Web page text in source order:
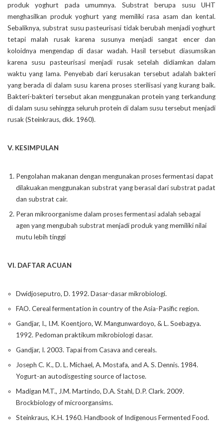
produk yoghurt pada umumnya. Substrat berupa susu UHT
menghasilkan produk yoghurt yang memiliki rasa asam dan kental.
Sebaliknya, substrat susu pasteurisasi tidak berubah menjadi yoghurt
tetapi malah rusak karena susunya menjadi sangat encer dan
koloidnya mengendap di dasar wadah. Hasil tersebut diasumsikan
karena susu pasteurisasi menjadi rusak setelah didiamkan dalam
waktu yang lama. Penyebab dari kerusakan tersebut adalah bakteri
yang berada di dalam susu karena proses sterilisasi yang kurang baik.
Bakteri-bakteri tersebut akan menggunakan protein yang terkandung
di dalam susu sehingga seluruh protein di dalam susu tersebut menjadi
rusak (Steinkraus, dkk. 1960).
V. KESIMPULAN
Pengolahan makanan dengan mengunakan proses fermentasi dapat
dilakuakan menggunakan substrat yang berasal dari substrat padat
dan substrat cair.
Peran mikroorganisme dalam proses fermentasi adalah sebagai
agen yang mengubah substrat menjadi produk yang memiliki nilai
mutu lebih tinggi
VI. DAFTAR ACUAN
Dwidjoseputro, D. 1992. Dasar-dasar mikrobiologi.
FAO. Cereal fermentation in country of the Asia-Pasific region.
Gandjar, I., I.M. Koentjoro, W. Mangunwardoyo, & L. Soebagya.
1992. Pedoman praktikum mikrobiologi dasar.
Gandjar, I. 2003. Tapai from Casava and cereals.
Joseph C. K., D. L. Michael, A. Mostafa, and A. S. Dennis. 1984.
Yogurt-an autodisgesting source of lactose.
Madigan M.T., J.M. Martindo, D.A. Stahl, D.P. Clark. 2009.
Brockbiology of microorgansims.
Steinkraus, K.H. 1960. Handbook of Indigenous Fermented Food.